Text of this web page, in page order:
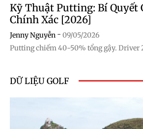
Kỹ Thuật Putting: Bí Quyết
Chính Xác [2026]
Jenny Nguyễn - 09/05/2026
Putting chiếm 40-50% tổng gậy. Driver
DỮ LIỆU GOLF